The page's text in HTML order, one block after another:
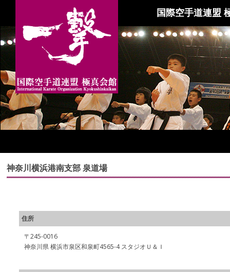
国際空手道連盟
神奈川横浜港南支部 泉道場
住所
〒245-0016
神奈川県 横浜市泉区和泉町4565-4 スタジオＵ＆Ｉ